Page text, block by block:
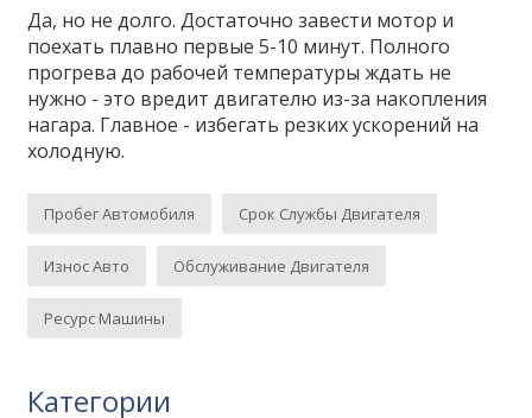
Да, но не долго. Достаточно завести мотор и
поехать плавно первые 5-10 минут. Полного
прогрева до рабочей температуры ждать не
нужно - это вредит двигателю из-за накопления
нагара. Главное - избегать резких ускорений на
холодную.
Пробег Автомобиля Срок Службы Двигателя
Износ Авто Обслуживание Двигателя
Ресурс Машины
Категории